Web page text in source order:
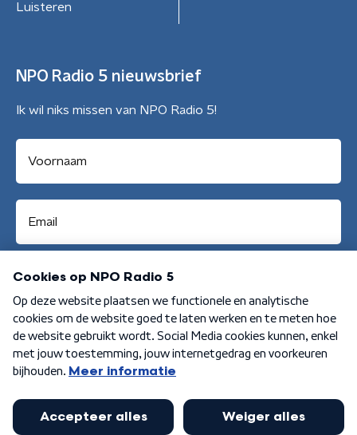
Luisteren
NPO Radio 5 nieuwsbrief
Ik wil niks missen van NPO Radio 5!
Aanmelden
Algemene voorwaarden